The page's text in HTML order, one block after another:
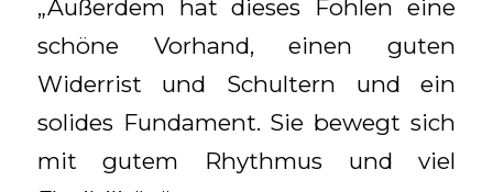
„Außerdem hat dieses Fohlen eine
schöne Vorhand, einen guten
Widerrist und Schultern und ein
solides Fundament. Sie bewegt sich
mit gutem Rhythmus und viel